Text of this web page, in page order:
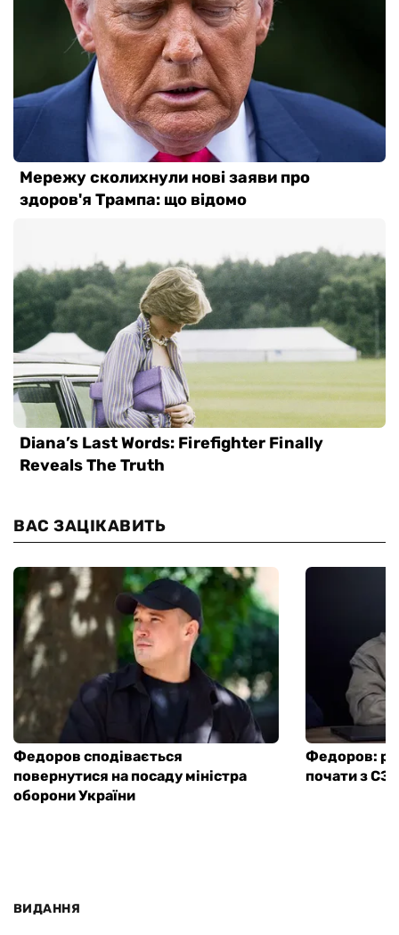
ВАС ЗАЦІКАВИТЬ
Федоров сподівається
повернутися на посаду міністра
оборони України
Федоров:
почати з СЗЧ
ВИДАННЯ